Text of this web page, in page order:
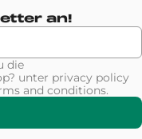
an!
die
unter privacy policy
and conditions.